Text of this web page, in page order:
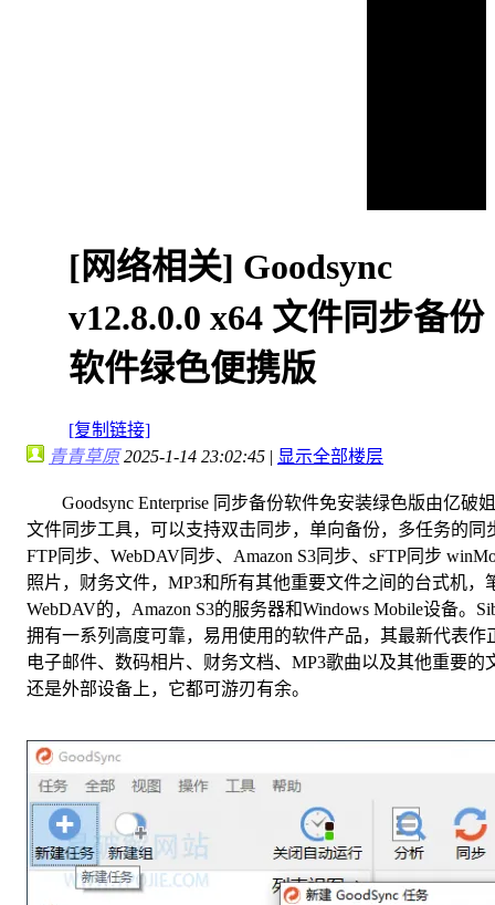
[网络相关] Goodsync
v12.8.0.0 x64 文件同步备份
软件绿色便携版
[复制链接]
青青草原2025-1-14 23:02:45 | 显示全部楼层
Goodsync Enterprise 同步备份软件免安装绿色版由亿破
文件同步工具，可以支持双击同步，单向备份，多任务的
FTP同步、WebDAV同步、Amazon S3同步、sFTP同步
照片，财务文件，MP3和所有其他重要文件之间的台式机，
WebDAV的，Amazon S3的服务器和Windows Mobile设备。
拥有一系列高度可靠，易用使用的软件产品，其最新代表作
电子邮件、数码相片、财务文档、MP3歌曲以及其他重要
还是外部设备上，它都可游刃有余。